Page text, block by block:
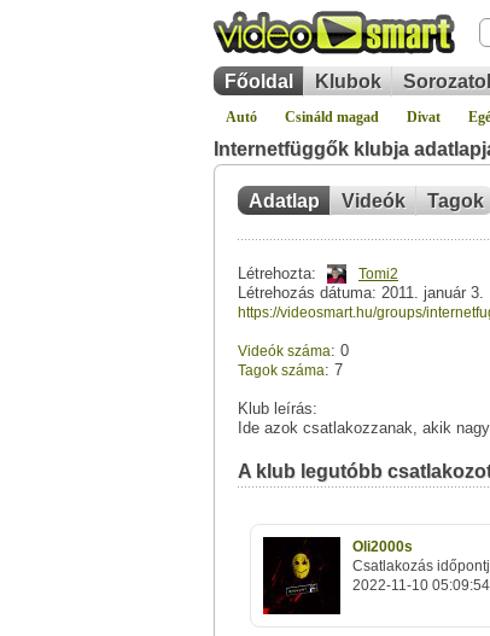
Főoldal Klubok
Autó Csináld magad Divat
Internetfüggők klubja
Adatlap Videók Tagok
Létrehozta: Tomi2
Létrehozás dátuma: 2011. január 3.
https://videosmart.hu/groups/
Videók száma: 0
Tagok száma: 7
Klub leírás:
Ide azok csatlakozzanak, akik
A klub legutóbb
Oli2000s
Csatlakozás
2022-11-10 05:09:54